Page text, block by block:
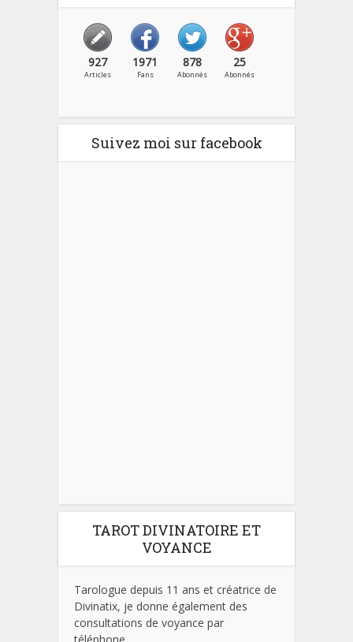
927
Articles
1971
Fans
878
Abonnés
25
Abonnés
Suivez moi sur facebook
TAROT DIVINATOIRE ET
VOYANCE
Tarologue depuis 11 ans et créatrice de
Divinatix, je donne également des
consultations de voyance par